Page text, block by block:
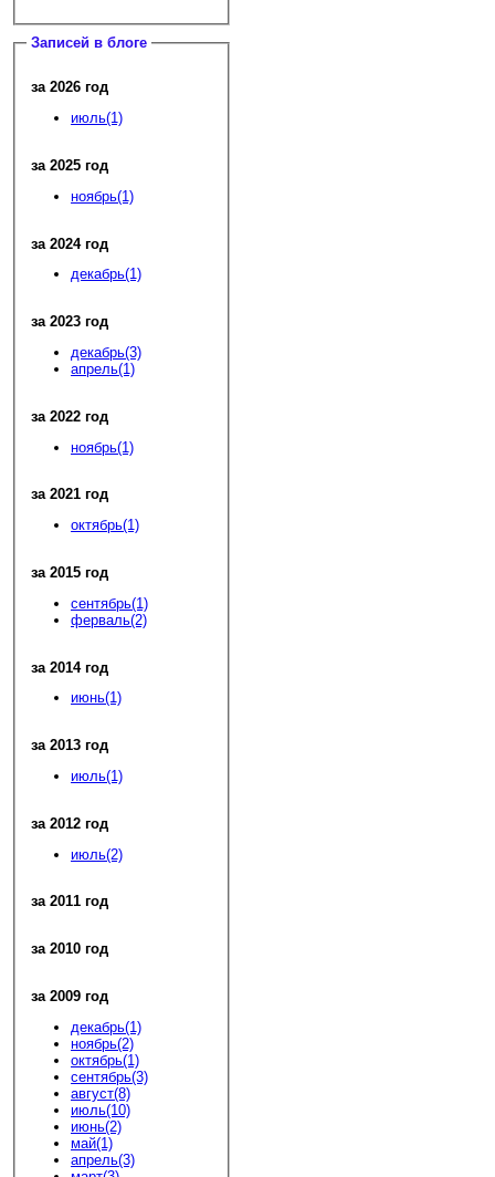
Записей в блоге
за 2026 год
июль(1)
за 2025 год
ноябрь(1)
за 2024 год
декабрь(1)
за 2023 год
декабрь(3)
апрель(1)
за 2022 год
ноябрь(1)
за 2021 год
октябрь(1)
за 2015 год
сентябрь(1)
ферваль(2)
за 2014 год
июнь(1)
за 2013 год
июль(1)
за 2012 год
июль(2)
за 2011 год
за 2010 год
за 2009 год
декабрь(1)
ноябрь(2)
октябрь(1)
сентябрь(3)
август(8)
июль(10)
июнь(2)
май(1)
апрель(3)